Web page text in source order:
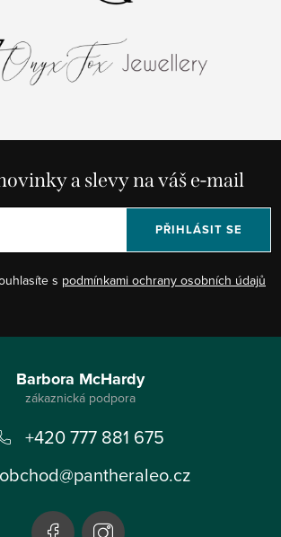
a slevy na váš e-mail
s podmínkami ochrany osobních údajů
PŘIHLÁSIT SE
Barbora McHardy
+420 777 881 675
obchod@pantheraleo.cz